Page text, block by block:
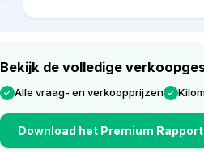
Bekijk de volledige
Alle vraag- en verkoopprijzen
Download het Premium Rapport